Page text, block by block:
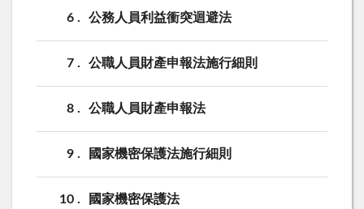
6 公務人員利益衝突迴避法
7 公職人員財產申報法施行細則
8 公職人員財產申報法
9 國家機密保護法施行細則
10 國家機密保護法